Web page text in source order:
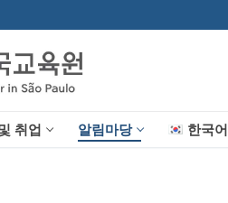
취업 알림마당 한국어